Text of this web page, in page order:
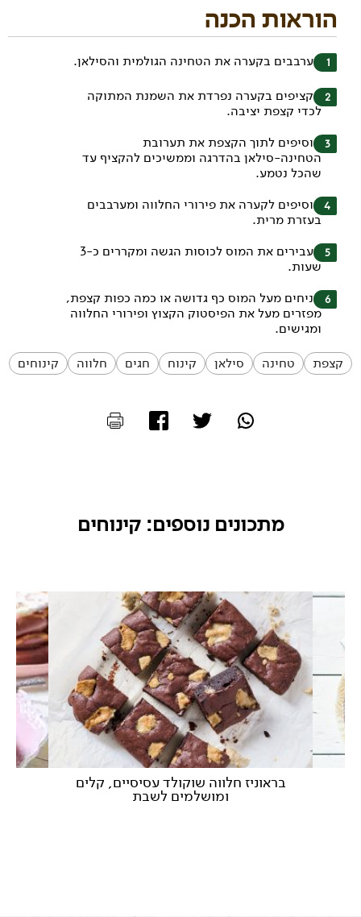
הוראות הכנה
מערבבים בקערה את הטחינה הגולמית והסילאן.
מקציפים בקערה נפרדת את השמנת המתוקה
לכדי קצפת יציבה.
מוסיפים לתוך הקצפת את תערובת
הטחינה-סילאן בהדרגה וממשיכים להקציף עד
שהכל נטמע.
מוסיפים לקערה את פירורי החלווה ומערבבים
בעזרת מרית.
מעבירים את המוס לכוסות הגשה ומקררים כ-3
שעות.
מניחים מעל המוס כף גדושה או כמה כפות קצפת,
מפזרים מעל את הפיסטוק הקצוץ ופירורי החלווה
ומגישים.
קצפת טחינה סילאן קינוח חגים חלווה קינוחים
מתכונים נוספים: קינוחים
בראוניז חלווה שוקולד עסיסיים, קלים
ומושלמים לשבת